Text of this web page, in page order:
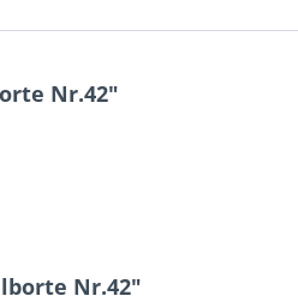
Nr.42"
Nr.42"